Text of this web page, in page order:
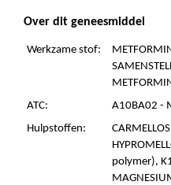
Over dit geneesmiddel
Werkzame stof:
ATC:
A10BA02 -
Hulpstoffen:
polymer),